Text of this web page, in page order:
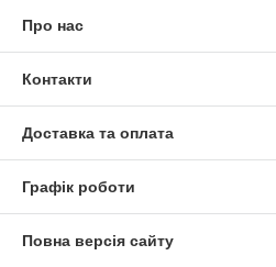
Про нас
Контакти
Доставка та оплата
Графік роботи
Повна версія сайту